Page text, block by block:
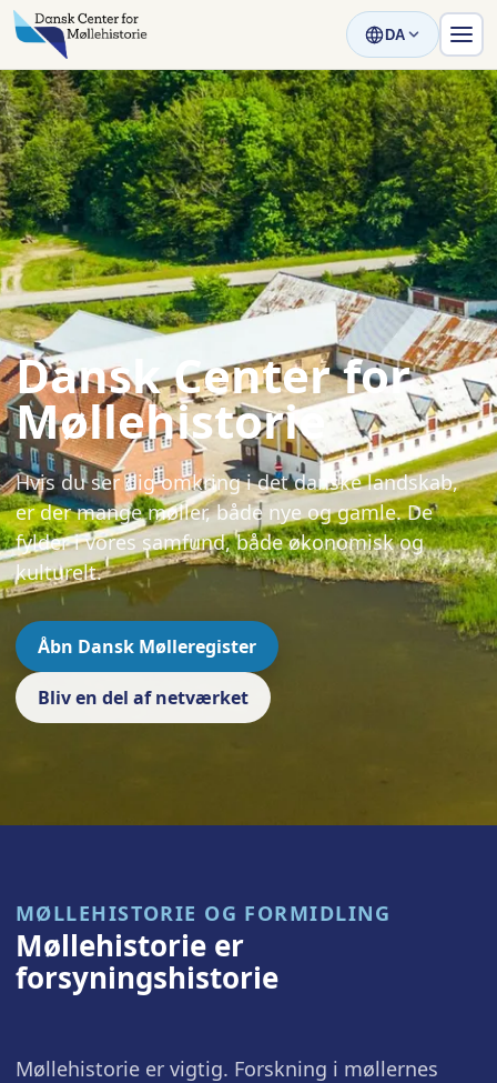
DA
Dansk Center for
Møllehistorie
Hvis du ser dig omkring i det danske landskab,
er der mange møller, både nye og gamle. De
fylder i vores samfund, både økonomisk og
kulturelt.
Åbn Dansk Mølleregister
Bliv en del af netværket
MØLLEHISTORIE OG FORMIDLING
Møllehistorie er
forsyningshistorie
Møllehistorie er vigtig. Forskning i møllernes